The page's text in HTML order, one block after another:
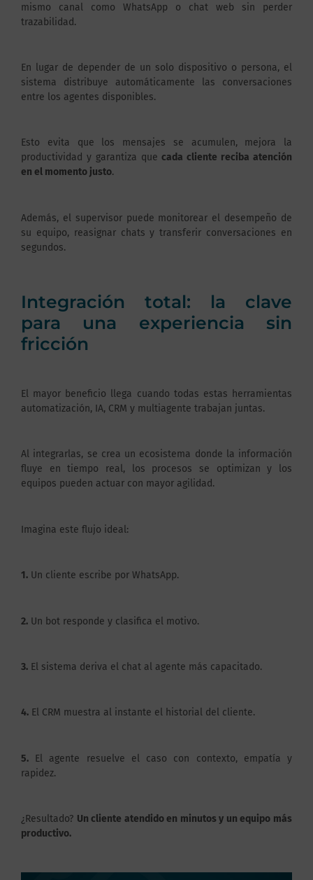
mismo canal como WhatsApp o chat web sin perder
trazabilidad.
En lugar de depender de un solo dispositivo o persona, el
sistema distribuye automáticamente las conversaciones
entre los agentes disponibles.
Esto evita que los mensajes se acumulen, mejora la
productividad y garantiza quecada cliente reciba atención
en el momento justo.
Además, el supervisor puede monitorear el desempeño de
su equipo, reasignar chats y transferir conversaciones en
segundos.
Integración total: la clave
para una experiencia sin
fricción
El mayor beneficio llega cuando todas estas herramientas
automatización, IA, CRM y multiagente trabajan juntas.
Al integrarlas, se crea un ecosistema donde la información
fluye en tiempo real, los procesos se optimizan y los
equipos pueden actuar con mayor agilidad.
Imagina este flujo ideal:
1. Un cliente escribe por WhatsApp.
2. Un bot responde y clasifica el motivo.
3. El sistema deriva el chat al agente más capacitado.
4. El CRM muestra al instante el historial del cliente.
5. El agente resuelve el caso con contexto, empatía y
rapidez.
¿Resultado? Un cliente atendido en minutos y un equipo más
productivo.